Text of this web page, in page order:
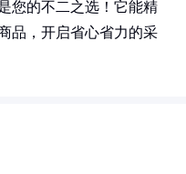
您的不二之选！它能精
品，开启省心省力的采